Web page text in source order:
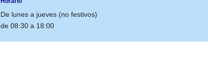
De lunes a jueves (no festivos)
de 08:30 a 18:00